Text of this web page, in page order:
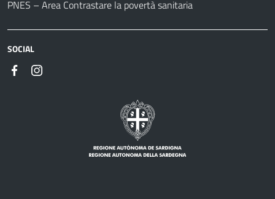
PNES – Area Contrastare la povertà sanitaria
SOCIAL